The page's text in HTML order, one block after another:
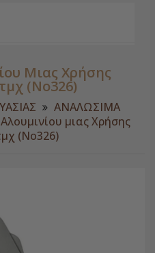
Μιας Χρήσης
(No326)
ΑΝΑΛΩΣΙΜΑ
μιας Χρήσης
(No326)